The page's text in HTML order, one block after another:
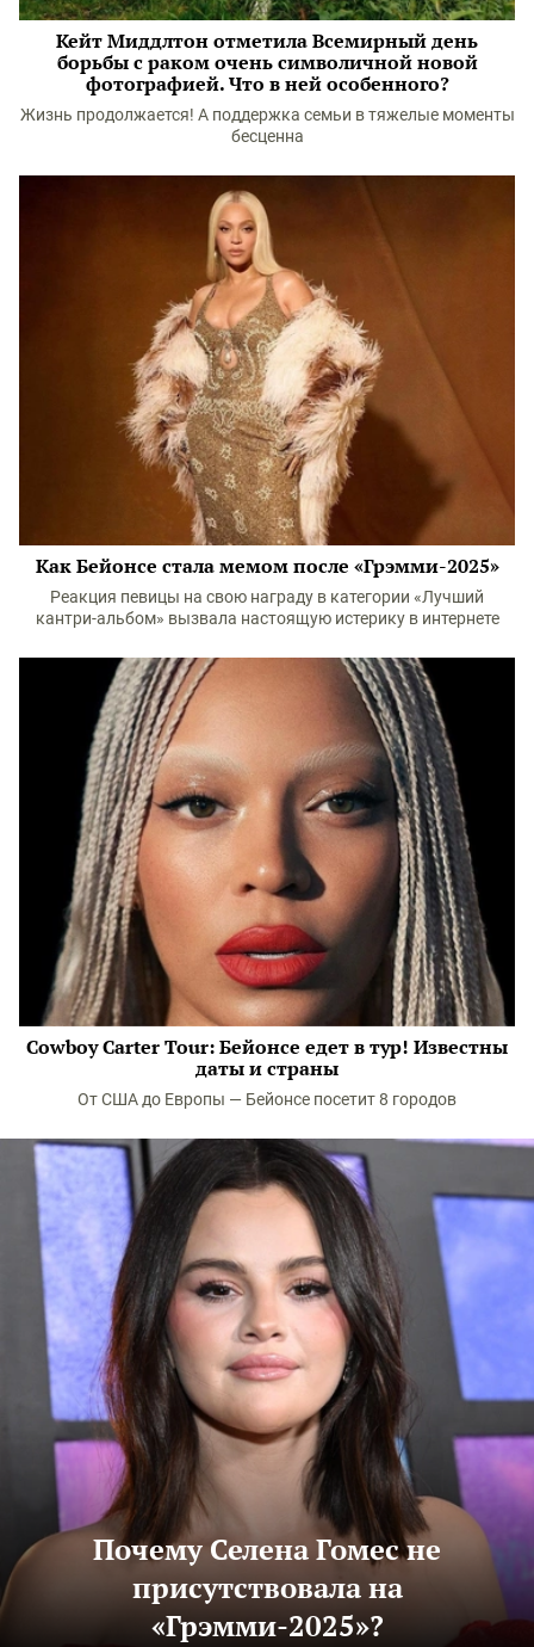
Кейт Миддлтон отметила Всемирный день
борьбы с раком очень символичной новой
фотографией. Что в ней особенного?
Жизнь продолжается! А поддержка семьи в тяжелые моменты
бесценна
Как Бейонсе стала мемом после «Грэмми-2025»
Реакция певицы на свою награду в категории «Лучший
кантри-альбом» вызвала настоящую истерику в интернете
Cowboy Carter Tour: Бейонсе едет в тур! Известны
даты и страны
От США до Европы — Бейонсе посетит 8 городов
Почему Селена Гомес не
присутствовала на
«Грэмми-2025»?